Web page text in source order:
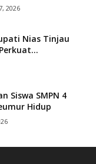
2026
Nias Tinjau
Siswa SMPN 4
Hidup